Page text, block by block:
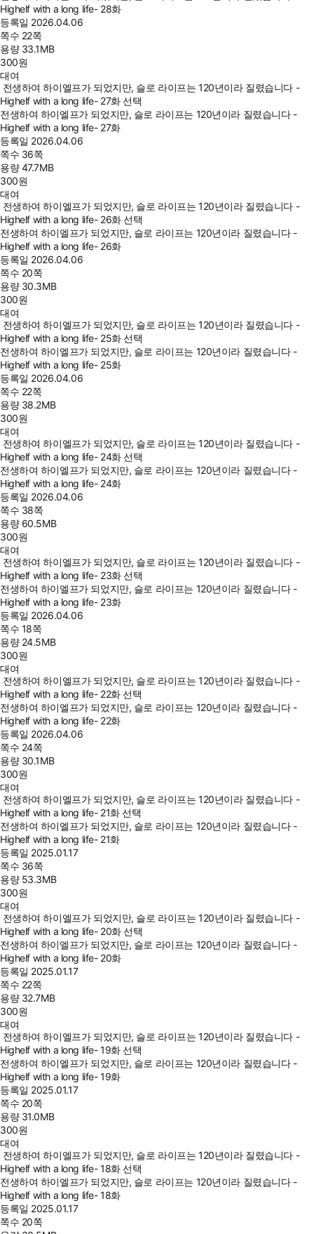
Highelf with a long life- 28화
등록일 2026.04.06
쪽수 22쪽
용량 33.1MB
300원
대여
전생하여 하이엘프가 되었지만, 슬로 라이프는 120년이라 질렸습니다 -
Highelf with a long life- 27화 선택
전생하여 하이엘프가 되었지만, 슬로 라이프는 120년이라 질렸습니다 -
Highelf with a long life- 27화
등록일 2026.04.06
쪽수 36쪽
용량47.7MB
300원
대여
전생하여 하이엘프가 되었지만, 슬로 라이프는 120년이라 질렸습니다 -
Highelf with a long life- 26화 선택
전생하여 하이엘프가 되었지만, 슬로 라이프는 120년이라 질렸습니다 -
Highelf with a long life- 26화
등록일 2026.04.06
쪽수 20쪽
용량 30.3MB
300원
대여
전생하여 하이엘프가 되었지만, 슬로 라이프는 120년이라 질렸습니다 -
Highelf with a long life- 25화 선택
전생하여 하이엘프가 되었지만, 슬로 라이프는 120년이라 질렸습니다 -
Highelf with a long life- 25화
등록일 2026.04.06
쪽수 22쪽
용량 38.2MB
300원
대여
전생하여 하이엘프가 되었지만, 슬로 라이프는 120년이라 질렸습니다 -
Highelf with a long life- 24화 선택
전생하여 하이엘프가 되었지만, 슬로 라이프는 120년이라 질렸습니다 -
Highelf with a long life- 24화
등록일 2026.04.06
쪽수 38쪽
용량 60.5MB
300원
대여
전생하여 하이엘프가 되었지만, 슬로 라이프는 120년이라 질렸습니다 -
Highelf with a long life- 23화 선택
전생하여 하이엘프가 되었지만, 슬로 라이프는 120년이라 질렸습니다 -
Highelf with a long life- 23화
등록일 2026.04.06
쪽수 18쪽
용량 24.5MB
300원
대여
전생하여 하이엘프가 되었지만, 슬로 라이프는 120년이라 질렸습니다 -
Highelf with a long life- 22화 선택
전생하여 하이엘프가 되었지만, 슬로 라이프는 120년이라 질렸습니다 -
Highelf with a long life- 22화
등록일 2026.04.06
쪽수 24쪽
용량 30.1MB
300원
대여
전생하여 하이엘프가 되었지만, 슬로 라이프는 120년이라 질렸습니다 -
Highelf with a long life- 21화 선택
전생하여 하이엘프가 되었지만, 슬로 라이프는 120년이라 질렸습니다 -
Highelf with a long life- 21화
등록일 2025.01.17
쪽수 36쪽
용량 53.3MB
300원
대여
전생하여 하이엘프가 되었지만, 슬로 라이프는 120년이라 질렸습니다 -
Highelf with a long life- 20화 선택
전생하여 하이엘프가 되었지만, 슬로 라이프는 120년이라 질렸습니다 -
Highelf with a long life- 20화
등록일 2025.01.17
쪽수 22쪽
용량 32.7MB
300원
대여
전생하여 하이엘프가 되었지만, 슬로 라이프는 120년이라 질렸습니다 -
Highelf with a long life- 19화 선택
전생하여 하이엘프가 되었지만, 슬로 라이프는 120년이라 질렸습니다 -
Highelf with a long life- 19화
등록일 2025.01.17
쪽수 20쪽
용량 31.0MB
300원
대여
전생하여 하이엘프가 되었지만, 슬로 라이프는 120년이라 질렸습니다 -
Highelf with a long life- 18화 선택
전생하여 하이엘프가 되었지만, 슬로 라이프는 120년이라 질렸습니다 -
Highelf with a long life- 18화
등록일 2025.01.17
쪽수 20쪽